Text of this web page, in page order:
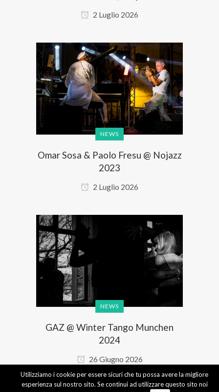
2 Luglio 2026
NEWS
Omar Sosa & Paolo Fresu @ Nojazz
2023
2 Luglio 2026
NEWS
GAZ @ Winter Tango Munchen
2024
26 Giugno 2026
1 2 3
Utilizziamo i cookie per essere sicuri che tu possa avere la migliore
esperienza sul nostro sito. Se continui ad utilizzare questo sito noi